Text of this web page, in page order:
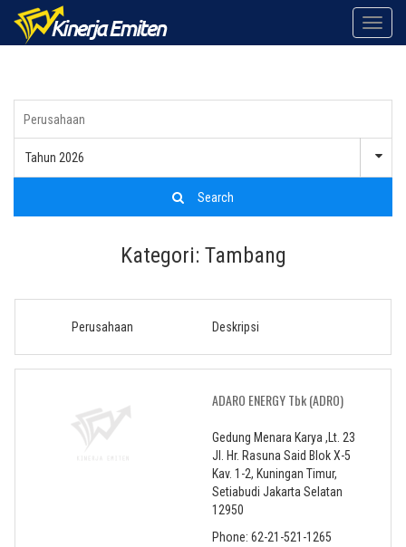
Toggle
Tahun 2026
Search
Kategori: Tambang
Perusahaan Deskripsi
ADARO ENERGY Tbk (ADRO)
Gedung Menara Karya ,Lt. 23
Jl. Hr. Rasuna Said Blok X-5
Kav. 1-2, Kuningan Timur,
Setiabudi Jakarta Selatan
12950
Phone: 62-21-521-1265